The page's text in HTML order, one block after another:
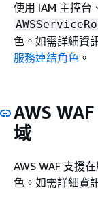
使用 IAM 主控台
色。如需詳細資
服務連結角色 。
AWS
域
AWS WAF 支援
色。如需詳細資